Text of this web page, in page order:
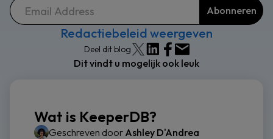
Redactiebeleid weergeven
Deel dit blog
Dit vindt u mogelijk ook leuk
Wat is KeeperDB?
Geschreven door Ashley D'Andrea